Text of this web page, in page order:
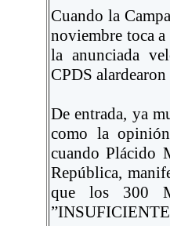
Cuando la
noviembre toca
la anunciada
CPDS
De entrada, ya
como la
cuando Plácido
República,
que los 300